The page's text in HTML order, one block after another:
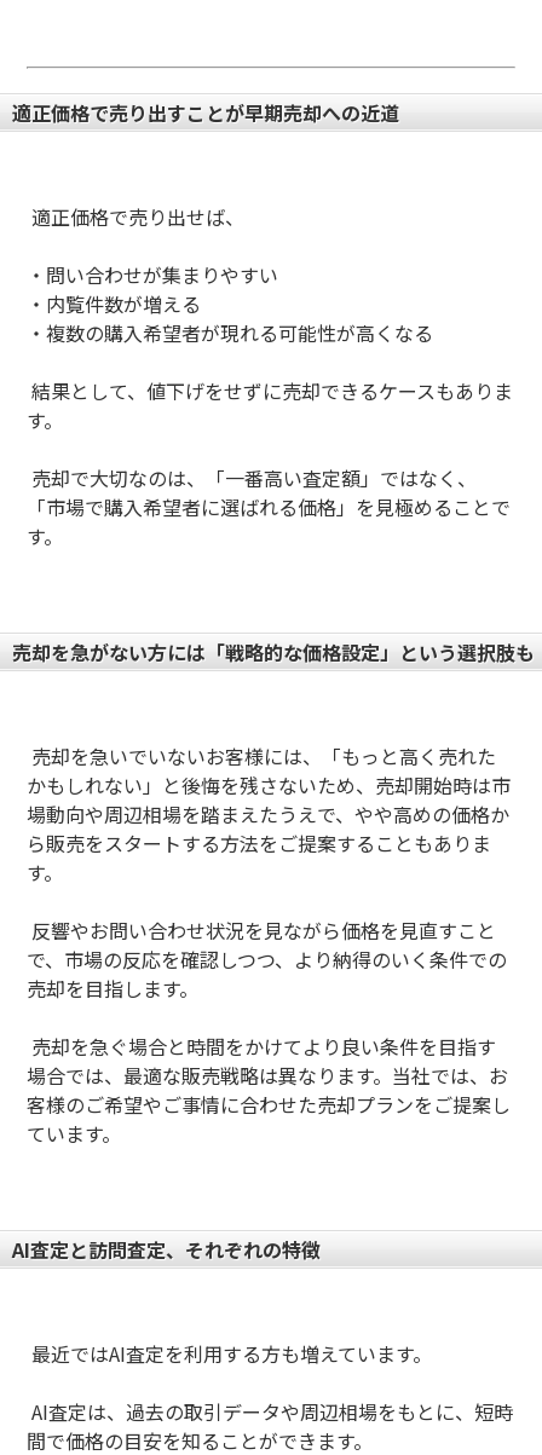
適正価格で売り出すことが早期売却への近道
適正価格で売り出せば、
・ 問い合わせが集まりやすい
・ 内覧件数が増える
・複数の購入希望者が現れる可能性が高くなる
結果として、値下げをせずに売却できるケースもありま
す。
売却で大切なのは、「一番高い査定額」ではなく、
「市場で購入希望者に選ばれる価格」を見極めることで
す。
売却を急がない方には「戦略的な価格設定」という選択肢も
売却を急いでいないお客様には、「もっと高く売れた
かもしれない」と後悔を残さないため、売却開始時は市
場動向や周辺相場を踏まえたうえで、やや高めの価格か
ら販売をスタートする方法をご提案することもありま
す。
反響やお問い合わせ状況を見ながら価格を見直すこと
で、市場の反応を確認しつつ、より納得のいく条件での
売却を目指します。
売却を急ぐ場合と時間をかけてより良い条件を目指す
場合では、最適な販売戦略は異なります。当社では、お
客様のご希望やご事情に合わせた売却プランをご提案し
ています。
AI査定と訪問査定、それぞれの特徴
最近ではAI査定を利用する方も増えています。
AI査定は、過去の取引データや周辺相場をもとに、短時
間で価格の目安を知ることができます。